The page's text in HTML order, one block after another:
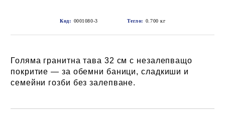
Код: 0001080-3 Тегло: 0.700 кг
Голяма гранитна тава 32 см с незалепващо
покритие — за обемни баници, сладкиши и
семейни гозби без залепване.